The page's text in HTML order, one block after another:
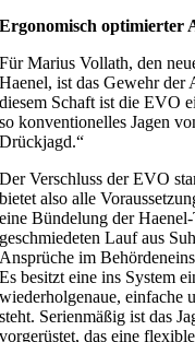
Ergonomisch optimierter
Für Marius Vollath, den
Haenel, ist das Gewehr
diesem Schaft ist die EVO
so konventionelles Jagen
Drückjagd.“
Der Verschluss der EVO
bietet also alle
eine Bündelung der
geschmiedeten Lauf aus
Ansprüche im
Es besitzt eine ins System
wiederholgenaue, einfache
steht. Serienmäßig ist das
vorgerüstet, das eine